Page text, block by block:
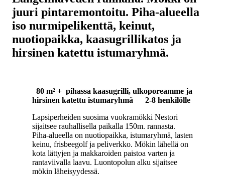
juuri pintaremontoitu. Piha-alueella
iso nurmipelikenttä, keinut,
nuotiopaikka, kaasugrillikatos ja
hirsinen katettu istumaryhmä.
80 m² + pihassa kaasugrilli, ulkoporeamme ja
hirsinen katettu istumaryhmä 2-8 henkilölle
Lapsiperheiden suosima vuokramökki Nestori
sijaitsee rauhallisella paikalla 150m. rannasta.
Piha-alueella on nuotiopaikka, istumaryhmä, lasten
keinu, frisbeegolf ja peliverkko. Mökin lähellä on
kota lättyjen ja makkaroiden paistoa varten ja
rantaviivalla laavu. Luontopolun alku sijaitsee
mökin läheisyydessä.